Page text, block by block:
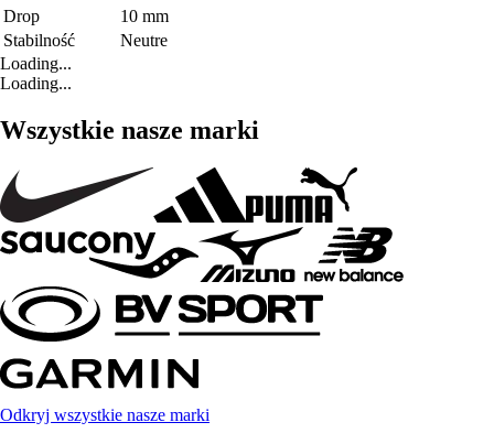
Drop
10 mm
Stabilność
Neutre
Loading...
Loading...
Wszystkie nasze marki
Odkryj wszystkie nasze marki